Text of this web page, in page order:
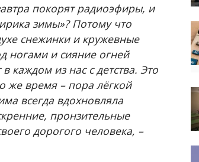
покорят радиоэфиры, и
зимы»? Потому что
снежинки и кружевные
ногами и сияние огней
каждом из нас с детства. Это
же время – пора лёгкой
всегда вдохновляла
пронзительные
дорогого человека, –